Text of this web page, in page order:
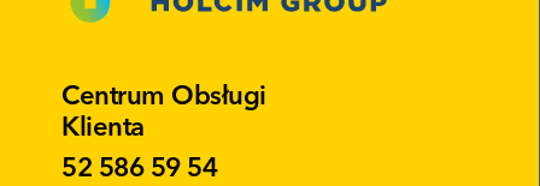
Centrum Obsługi
Klienta
52 586 59 54